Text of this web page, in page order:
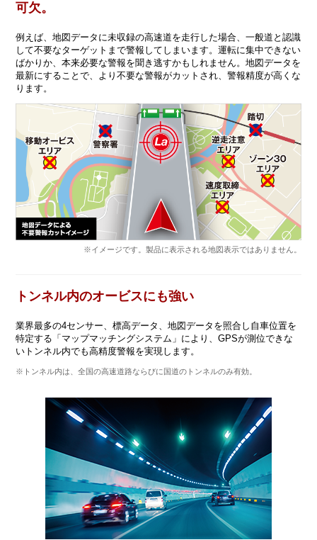
可欠。
例えば、地図データに未収録の高速道を走行した場合、一般道と認識
して不要なターゲットまで警報してしまいます。運転に集中できない
ばかりか、本来必要な警報を聞き逃すかもしれません。地図データを
最新にすることで、より不要な警報がカットされ、警報精度が高くな
ります。
※イメージです。製品に表示される地図表示ではありません。
トンネル内のオービスにも強い
業界最多の4センサー、標高データ、地図データを照合し自車位置を
特定する「マップマッチングシステム」により、GPSが測位できな
いトンネル内でも高精度警報を実現します。
※トンネル内は、全国の高速道路ならびに国道のトンネルのみ有効。